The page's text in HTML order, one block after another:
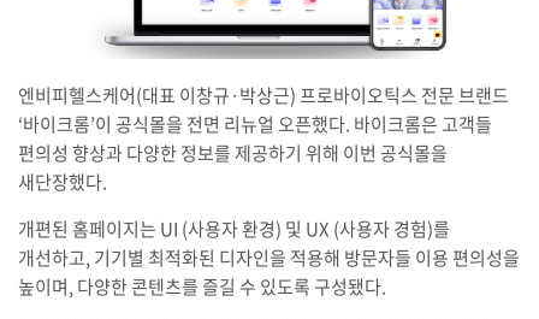
엔비피헬스케어(대표 이창규·박상근) 프로바이오틱스 전문 브랜드
‘바이크롬’이 공식몰을 전면 리뉴얼 오픈했다. 바이크롬은 고객들
편의성 향상과 다양한 정보를 제공하기 위해 이번 공식몰을
새단장했다.
개편된 홈페이지는 UI (사용자 환경) 및 UX (사용자 경험)를
개선하고, 기기별 최적화된 디자인을 적용해 방문자들 이용 편의성을
높이며, 다양한 콘텐츠를 즐길 수 있도록 구성됐다.